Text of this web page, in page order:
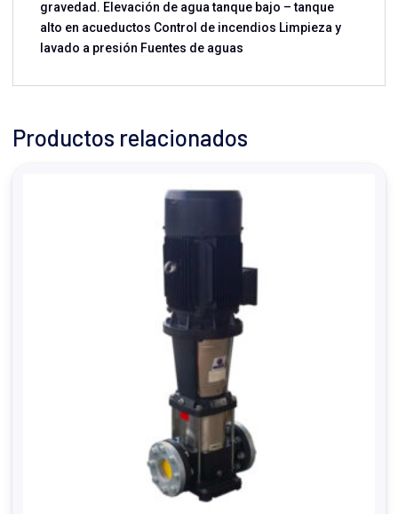
gravedad. Elevación de agua tanque bajo – tanque
alto en acueductos Control de incendios Limpieza y
lavado a presión Fuentes de aguas
Productos relacionados